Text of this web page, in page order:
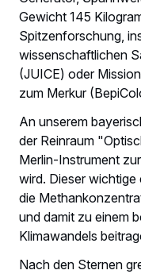
Gewicht 145
Spitzenforschung,
wissenschaftlichen
(JUICE) oder
zum Merkur
An unserem
der Reinraum
Merlin-Instrument
wird. Dieser
die
und damit zu einem
Klimawandels
Nach den Sternen